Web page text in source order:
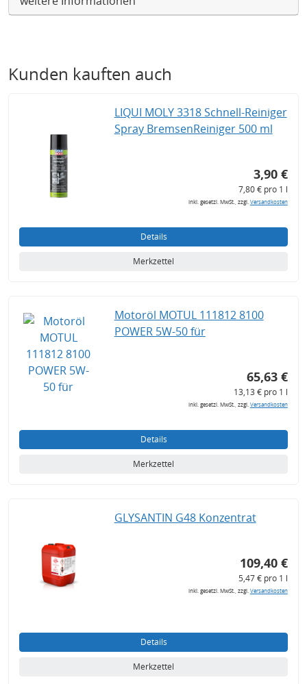
Kunden kauften auch
LIQUI MOLY 3318 Schnell-Reiniger
Spray BremsenReiniger 500 ml
3,90 €
7,80 € pro 1 l
inkl. gesetzl. MwSt., zzgl.Versandkosten
Details
Merkzettel
Motoröl MOTUL 111812 8100
POWER 5W-50 für
65,63 €
13,13 € pro 1 l
inkl. gesetzl. MwSt., zzgl.Versandkosten
Details
Merkzettel
GLYSANTIN G48 Konzentrat
109,40 €
5,47 € pro 1 l
inkl. gesetzl. MwSt., zzgl.Versandkosten
Details
Merkzettel